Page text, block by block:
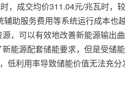
，成交均价311.04元/兆瓦时，
助服务费用等系统运行成本也越
，可以有效地改善新能源输出
能源配套储能要求，但是受储
低利用率导致储能价值无法充